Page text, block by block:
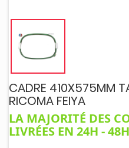
CADRE 410X575MM
RICOMA FEIYA
LA MAJORITÉ DES
LIVRÉES EN 24H - 48H